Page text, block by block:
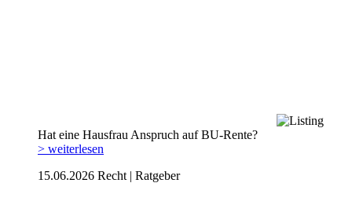
Hat eine Hausfrau Anspruch auf BU-Rente?
> weiterlesen
15.06.2026 Recht | Ratgeber